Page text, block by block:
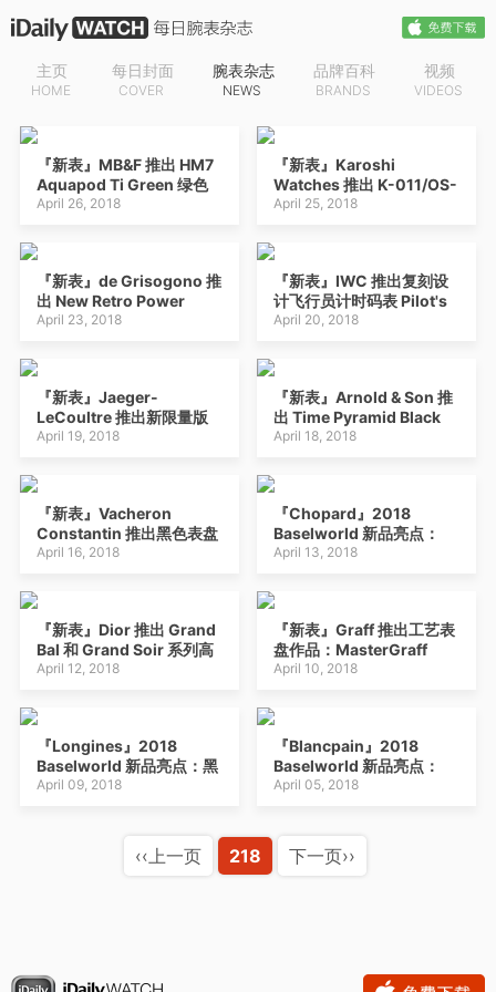
主页
HOME
每日封面
COVER
腕表杂志
NEWS
品牌百科
BRANDS
视频
VIDEOS
『新表』MB&F 推出 HM7
Aquapod Ti Green 绿色
表圈陀飞轮潜水腕表
April 26, 2018
『新表』Karoshi
Watches 推出 K-011/OS-
01 跳秒陀飞轮腕表
April 25, 2018
『新表』de Grisogono 推
出 New Retro Power
Reserve 镂空表盘腕表
April 23, 2018
『新表』IWC 推出复刻设
计飞行员计时码表 Pilot's
Watch Chronograph
April 20, 2018
『新表』Jaeger-
LeCoultre 推出新限量版
珐琅微绘 Reverso 腕表：
April 19, 2018
『新表』Arnold & Son 推
出 Time Pyramid Black
Edition 黑色版镂空腕表
April 18, 2018
『新表』Vacheron
Constantin 推出黑色表盘
版 Overseas 大三针+计时
April 16, 2018
『Chopard』2018
Baselworld 新品亮点：
All-in-One 陀飞轮万年历
术工艺
April 13, 2018
『新表』Dior 推出 Grand
Bal 和 Grand Soir 系列高
级珠宝腕表新作：花园与焰
April 12, 2018
『新表』Graff 推出工艺表
盘作品：MasterGraff
Metiers D’art 陀飞轮，
立体月相
April 10, 2018
『Longines』2018
Baselworld 新品亮点：黑
色PVD表壳版 Legend
April 09, 2018
『Blancpain』2018
Baselworld 新品亮点：
Villeret 陀飞轮跳时逆跳分
腕表
April 05, 2018
‹‹上一页 218 下一页››